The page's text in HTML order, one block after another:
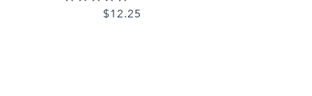
star
rating
Prix
$12.25